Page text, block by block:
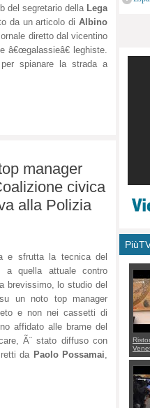
del segretario della Lega
da un articolo diAlbino
diretto dal vicentino
â€œgalassieâ€ leghiste.
spianare la strada a
manager
civica
alla Polizia
sfrutta la tecnica del
a quella attuale contro
brevissimo, lo studio del
un noto top manager
e non nei cassetti di
affidato alle brame del
Ã¨ stato diffuso con
da Paolo Possamai,
con